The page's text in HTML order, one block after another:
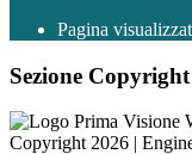
Pagina
Sezione Copyright
Copyright 2026 |